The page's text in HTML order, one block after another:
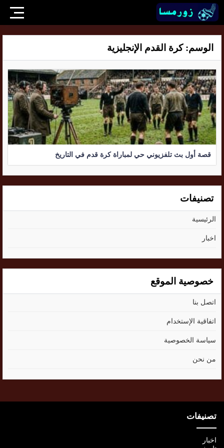
الوسم:كرة القدم الإنجليزية
قصة أول بث تلفزيوني حي لمباراة كرة قدم في التاريخ
تصنيفات
الرئيسية
اخبار
خصوصية الموقع
اتصل بنا
اتفاقية الإستخدام
سياسة الخصوصية
من نحن
تصنيفات
اخبار